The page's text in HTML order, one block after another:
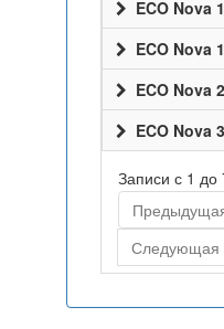
ECO Nova
ECO Nova
ECO Nova
ECO Nova
Записи с 1 до
Следующая